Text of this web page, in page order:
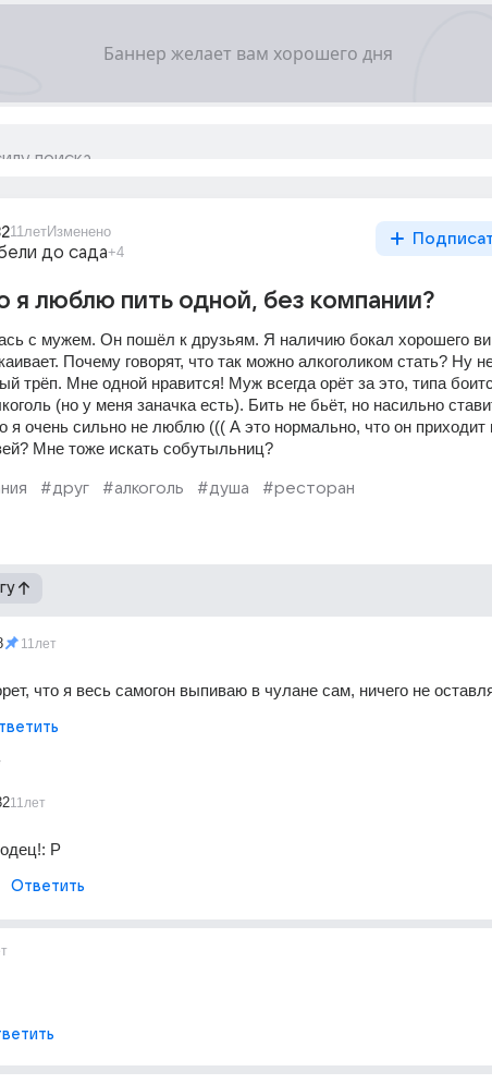
11летИзменено
до сада+4
я люблю пить одной, без компании?
с мужем. Он пошёл к друзьям. Я наличию бокал хорошего
Почему говорят, что так можно алкоголиком стать? Ну
трёп. Мне одной нравится! Муж всегда орёт за это, типа
(но у меня заначка есть). Бить не бьёт, но насильно
я очень сильно не люблю ((( А это нормально, что он приходит
Мне тоже искать собутыльниц?
#друг #алкоголь #душа #ресторан
11лет
что я весь самогон выпиваю в чулане сам, ничего не
11лет
Р
Ответить